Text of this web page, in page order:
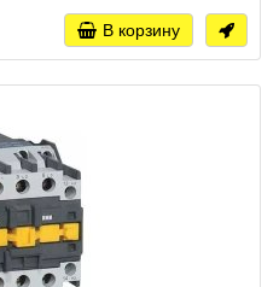
В корзину